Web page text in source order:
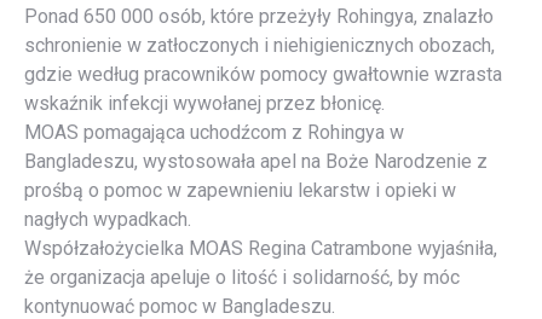
Ponad 650 000 osób, które przeżyły Rohingya, znalazło
schronienie w zatłoczonych i niehigienicznych obozach,
gdzie według pracowników pomocy gwałtownie wzrasta
wskaźnik infekcji wywołanej przez błonicę.
MOAS pomagająca uchodźcom z Rohingya w
Bangladeszu, wystosowała apel na Boże Narodzenie z
prośbą o pomoc w zapewnieniu lekarstw i opieki w
nagłych wypadkach.
Współzałożycielka MOAS Regina Catrambone wyjaśniła,
że organizacja apeluje o litość i solidarność, by móc
kontynuować pomoc w Bangladeszu.